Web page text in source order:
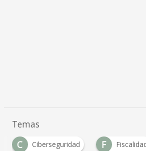
Temas
C
Ciberseguridad F Fiscalidad